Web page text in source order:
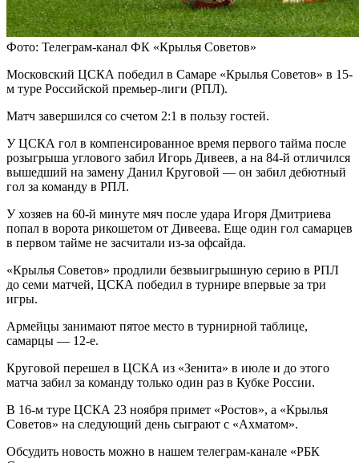
Фото: Телеграм-канал ФК «Крылья Советов»
Московский ЦСКА победил в Самаре «Крылья Советов» в 15-
м туре Российской премьер-лиги (РПЛ).
Матч завершился со счетом 2:1 в пользу гостей.
У ЦСКА гол в компенсированное время первого тайма после
розыгрыша углового забил Игорь Дивеев, а на 84-й отличился
вышедший на замену Данил Круговой — он забил дебютный
гол за команду в РПЛ.
У хозяев на 60-й минуте мяч после удара Игоря Дмитриева
попал в ворота рикошетом от Дивеева. Еще один гол самарцев
в первом тайме не засчитали из-за офсайда.
«Крылья Советов» продлили безвыигрышную серию в РПЛ
до семи матчей, ЦСКА победил в турнире впервые за три
игры.
Армейцы занимают пятое место в турнирной таблице,
самарцы — 12-е.
Круговой перешел в ЦСКА из «Зенита» в июле и до этого
матча забил за команду только один раз в Кубке России.
В 16-м туре ЦСКА 23 ноября примет «Ростов», а «Крылья
Советов» на следующий день сыграют с «Ахматом».
Обсудить новость можно в нашем телеграм-канале «РБК